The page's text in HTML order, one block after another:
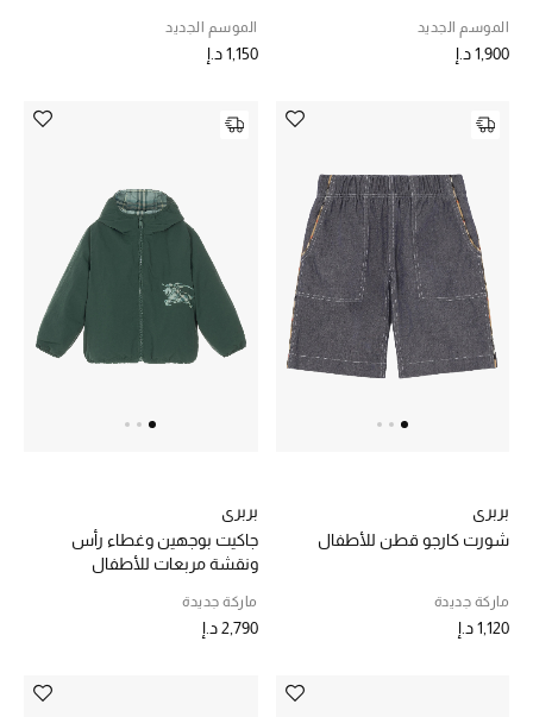
الموسم الجديد
1,900 د.إ
الموسم الجديد
1,150 د.إ
بربري
شورت كارجو قطن للأطفال
ماركة جديدة
1,120 د.إ
بربري
جاكيت بوجهين وغطاء رأس
ونقشة مربعات للأطفال
ماركة جديدة
2,790 د.إ